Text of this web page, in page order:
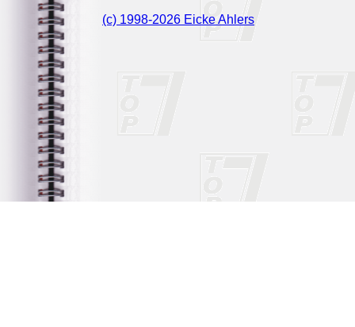
(c) 1998-2026 Eicke Ahlers